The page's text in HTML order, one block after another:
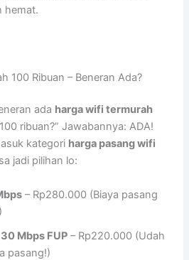
hemat.
100 Ribuan – Beneran Ada?
ada harga wifi termurah
ribuan?” Jawabannya: ADA!
kategori harga pasang wifi
jadi pilihan lo:
– Rp280.000 (Biaya pasang
Mbps FUP – Rp220.000 (Udah
pasang!)